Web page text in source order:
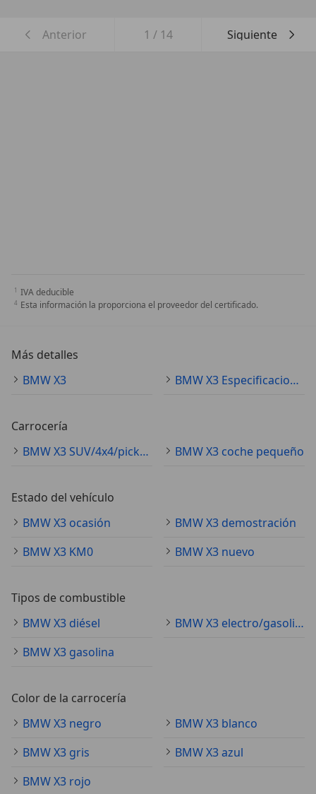
Anterior 1 / 14 Siguiente
IVA deducible
Esta información la proporciona el proveedor del certificado.
Más detalles
BMW X3
BMW X3 Especificaciones técnicas
Carrocería
BMW X3 SUV/4x4/pickup
BMW X3 coche pequeño
Estado del vehículo
BMW X3 ocasión
BMW X3 demostración
BMW X3 KM0
BMW X3 nuevo
Tipos de combustible
BMW X3 diésel
BMW X3 electro/gasolina
BMW X3 gasolina
Color de la carrocería
BMW X3 negro
BMW X3 blanco
BMW X3 gris
BMW X3 azul
BMW X3 rojo